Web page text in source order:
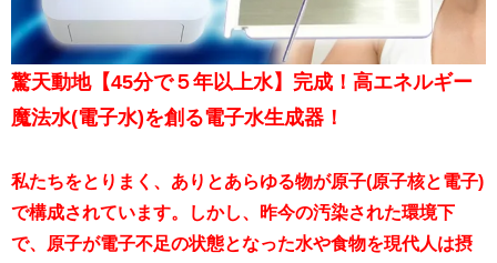
驚天動地【45分で５年以上水】完成！高エネルギー
魔法水(電子水)を創る電子水生成器！
私たちをとりまく、ありとあらゆる物が原子(原子核と電子)
で構成されています。しかし、昨今の汚染された環境下
で、原子が電子不足の状態となった水や食物を現代人は摂